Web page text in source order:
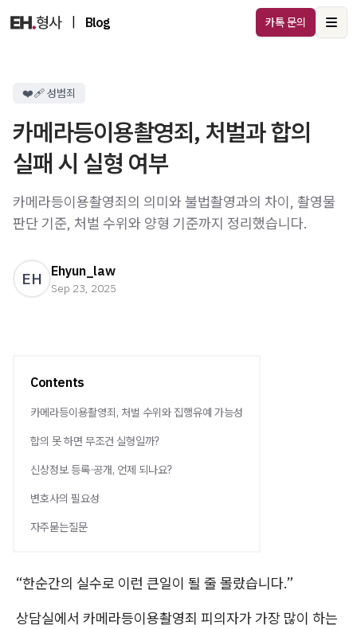
Blog 카톡 문의
❤️‍🩹 성범죄
카메라등이용촬영죄, 처벌과 합의
실패 시 실형 여부
카메라등이용촬영죄의 의미와 불법촬영과의 차이, 촬영물
판단 기준, 처벌 수위와 양형 기준까지 정리했습니다.
EH Ehyun_law
Sep 23, 2025
Contents
카메라등이용촬영죄, 처벌 수위와 집행유예 가능성
합의 못 하면 무조건 실형일까?
신상정보 등록·공개, 언제 되나요?
변호사의 필요성
자주묻는질문
“한순간의 실수로 이런 큰일이 될 줄 몰랐습니다.”
상담실에서 카메라등이용촬영죄 피의자가 가장 많이 하는